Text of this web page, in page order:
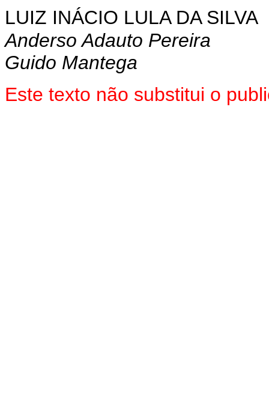
LUIZ INÁCIO LULA DA SILVA
Anderso Adauto Pereira
Guido Mantega
Este texto não substitui o